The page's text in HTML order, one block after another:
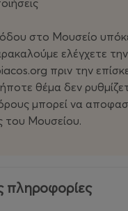
στο Μουσείο
ελέγχετε
πριν την
θέμα δεν
μπορεί να
του Μουσείου.
πληροφορίες